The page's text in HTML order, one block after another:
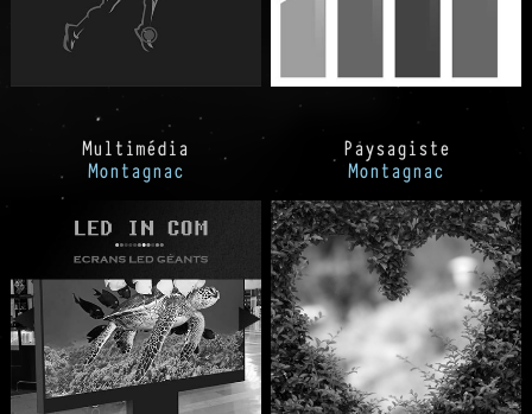
Multimédia
Montagnac
Paysagiste
Montagnac